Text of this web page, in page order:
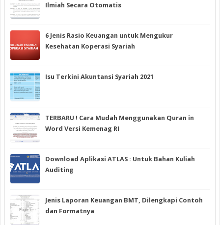
Ilmiah Secara Otomatis
6 Jenis Rasio Keuangan untuk Mengukur
Kesehatan Koperasi Syariah
Isu Terkini Akuntansi Syariah 2021
TERBARU ! Cara Mudah Menggunakan Quran in
Word Versi Kemenag RI
Download Aplikasi ATLAS : Untuk Bahan Kuliah
Auditing
Jenis Laporan Keuangan BMT, Dilengkapi Contoh
dan Formatnya